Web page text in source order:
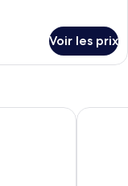
Voir les prix
Aqua